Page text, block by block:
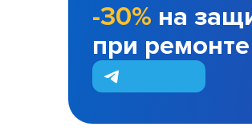
-30% на
при